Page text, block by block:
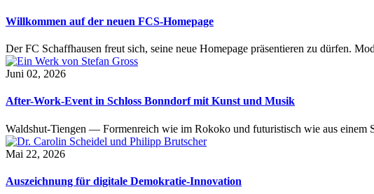
Willkommen auf der neuen FCS-Homepage
Der FC Schaffhausen freut sich, seine neue Homepage präsentieren zu dürfen.
Juni 02, 2026
After-Work-Event in Schloss Bonndorf mit Kunst und Musik
Waldshut-Tiengen — Formenreich wie im Rokoko und futuristisch wie aus
Mai 22, 2026
Auszeichnung für digitale Demokratie-Innovation